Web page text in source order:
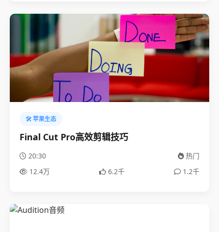
🛠️ 苹果生态
Final Cut Pro高效剪辑技巧
20:30
热门
12.4万
6.2千 1.2千